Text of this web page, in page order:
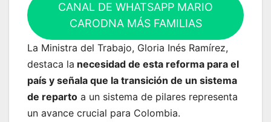
CANAL DE WHATSAPP MARIO
CARODNA MÁS FAMILIAS
La Ministra del Trabajo, Gloria Inés Ramírez,
destaca la necesidad de esta reforma para el
país y señala que la transición de un sistema
de reparto a un sistema de pilares representa
un avance crucial para Colombia.